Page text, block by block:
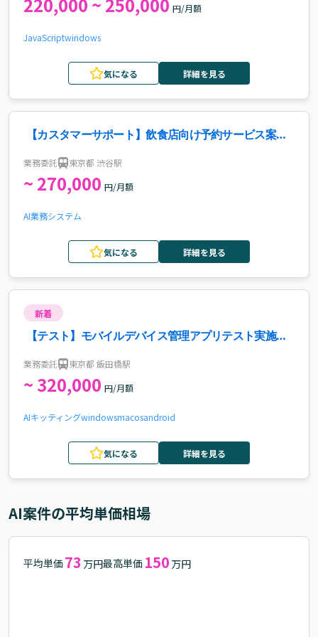
円/月額
JavaScriptwindows
気になる 詳細を見る
【カスタマーサポート】飲食店向け予約サービス案
業務委託 東京都 渋谷駅
~ 270,000 円/月額
AI業務システム
気になる 詳細を見る
新着
【テスト】モバイルデバイス管理アプリテスト実施案
業務委託 東京都 飯田橋駅
~ 320,000 円/月額
AIキッティングwindowsmacosandroid
気になる 詳細を見る
AI案件の平均単価相場
平均単価 73 万円最高単価 150 万円